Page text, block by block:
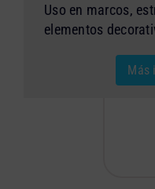
Uso en marcos,
elementos
Más